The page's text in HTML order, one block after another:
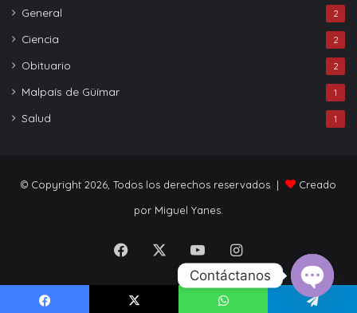
General 2
Ciencia 2
Obituario 2
Malpaís de Güímar 1
Salud 1
© Copyright 2026, Todos los derechos reservados |
Creado
por Miguel Yanes.
Facebook YouTubeInstagram
Contáctanos
Open